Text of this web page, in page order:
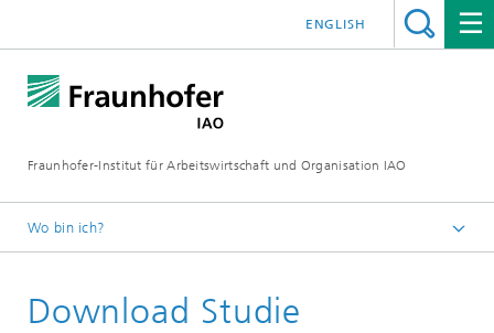
Fraunhofer-Institut für Arbeitswirtschaft und Organisation IAO
ENGLISH
Wo bin ich?
Forschung
Download Studie